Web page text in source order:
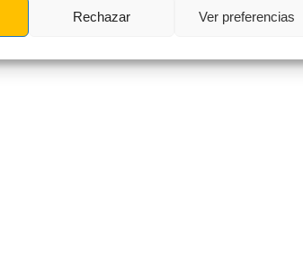
Rechazar Ver preferencias